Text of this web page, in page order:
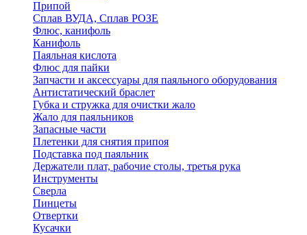
Припой
Сплав ВУДА, Сплав РОЗЕ
Флюс, канифоль
Канифоль
Паяльная кислота
Флюс для пайки
Запчасти и аксессуары для паяльного оборудования
Антистатический браслет
Губка и стружка для очистки жало
Жало для паяльников
Запасные части
Плетенки для снятия припоя
Подставка под паяльник
Держатели плат, рабочие столы, третья рука
Инструменты
Сверла
Пинцеты
Отвертки
Кусачки